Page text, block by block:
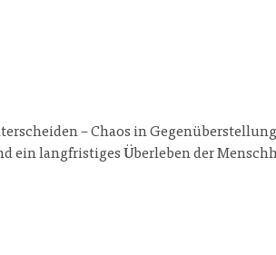
– Chaos in
ein langfristiges Überleben der